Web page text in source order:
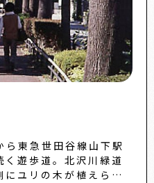
ら東急世田谷線山下駅
遊歩道。北沢川緑道
にユリの木が植えられ